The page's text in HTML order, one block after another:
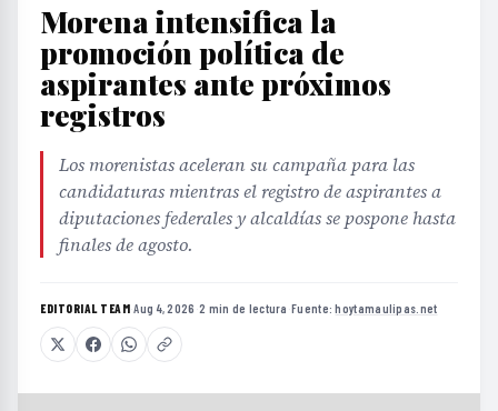
Morena intensifica la
promoción política de
aspirantes ante próximos
registros
Los morenistas aceleran su campaña para las
candidaturas mientras el registro de aspirantes a
diputaciones federales y alcaldías se pospone hasta
finales de agosto.
EDITORIAL TEAM·Aug 4, 2026 ·2 min de lectura ·Fuente:hoytamaulipas.net